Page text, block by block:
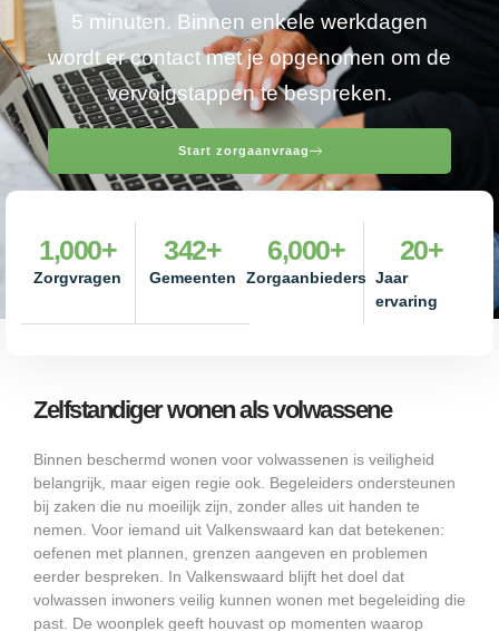
5 minuten. Binnen enkele werkdagen
wordt er contact met je opgenomen om de
vervolgstappen te bespreken.
Start zorgaanvraag
Zorgvragen
1,000+
Gemeenten
342+
Zorgaanbieders
6,000+
Jaar
ervaring
20+
Zelfstandiger wonen als volwassene
Binnen beschermd wonen voor volwassenen is veiligheid
belangrijk, maar eigen regie ook. Begeleiders ondersteunen
bij zaken die nu moeilijk zijn, zonder alles uit handen te
nemen. Voor iemand uit Valkenswaard kan dat betekenen:
oefenen met plannen, grenzen aangeven en problemen
eerder bespreken. In Valkenswaard blijft het doel dat
volwassen inwoners veilig kunnen wonen met begeleiding die
past. De woonplek geeft houvast op momenten waarop